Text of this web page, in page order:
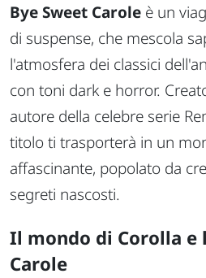
Bye Sweet Carole è un
di suspense, che mescola
l'atmosfera dei classici
con toni dark e horror.
autore della celebre serie
titolo ti trasporterà in un
affascinante, popolato da
segreti nascosti.
Il mondo di Corolla e
Carole